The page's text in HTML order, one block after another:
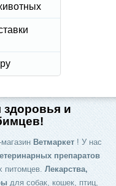
здоровья и
Ветмаркет ! У нас
препаратов
питомцев. Лекарства,
для собак, кошек, птиц,